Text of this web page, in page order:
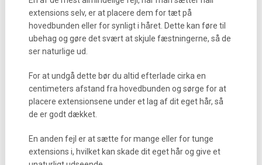
extensions selv, er at placere dem for tæt på
hovedbunden eller for synligt i håret. Dette kan føre til
ubehag og gøre det svært at skjule fæstningerne, så de
ser naturlige ud.
For at undgå dette bør du altid efterlade cirka en
centimeters afstand fra hovedbunden og sørge for at
placere extensionsene under et lag af dit eget hår, så
de er godt dækket.
En anden fejl er at sætte for mange eller for tunge
extensions i, hvilket kan skade dit eget hår og give et